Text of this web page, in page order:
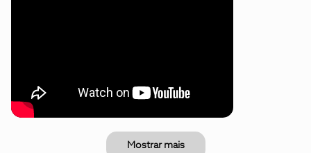
Mostrar mais